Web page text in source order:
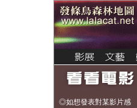
◎如想發表對某影片感